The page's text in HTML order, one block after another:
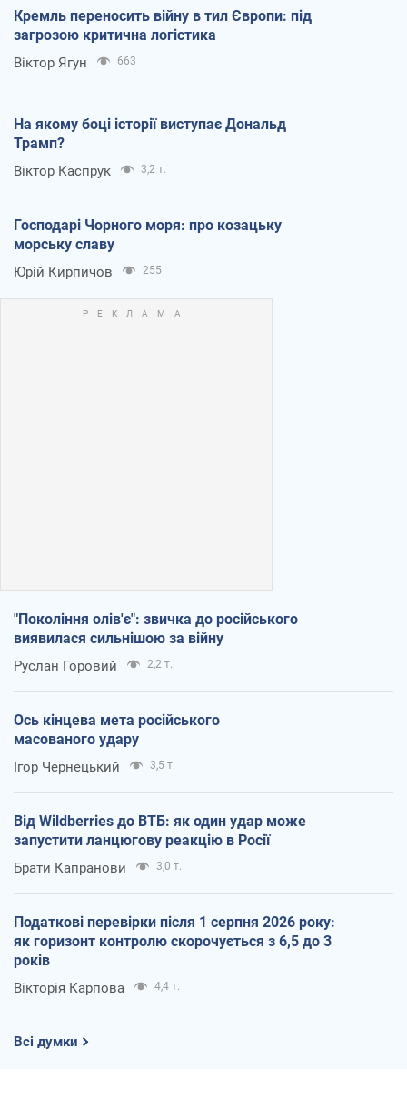
Кремль переносить війну в тил Європи: під
загрозою критична логістика
Віктор Ягун 663
На якому боці історії виступає Дональд
Трамп?
Віктор Каспрук 3,2 т.
Господарі Чорного моря: про козацьку
морську славу
Юрій Кирпичов 255
"Покоління олів'є": звичка до російського
виявилася сильнішою за війну
Руслан Горовий 2,2 т.
Ось кінцева мета російського
масованого удару
Ігор Чернецький 3,5 т.
Від Wildberries до ВТБ: як один удар може
запустити ланцюгову реакцію в Росії
Брати Капранови 3,0 т.
Податкові перевірки після 1 серпня 2026 року:
як горизонт контролю скорочується з 6,5 до 3
років
Вікторія Карпова 4,4 т.
Всі думки